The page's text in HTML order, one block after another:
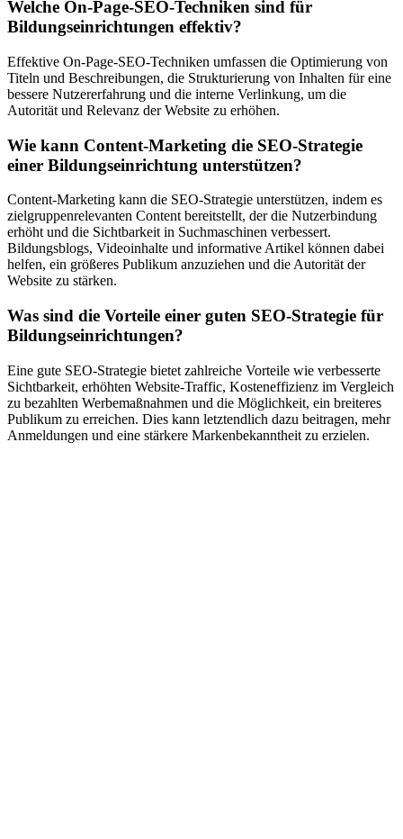
Welche On-Page-SEO-Techniken sind für
Bildungseinrichtungen effektiv?
Effektive On-Page-SEO-Techniken umfassen die Optimierung von
Titeln und Beschreibungen, die Strukturierung von Inhalten für eine
bessere Nutzererfahrung und die interne Verlinkung, um die
Autorität und Relevanz der Website zu erhöhen.
Wie kann Content-Marketing die SEO-Strategie
einer Bildungseinrichtung unterstützen?
Content-Marketing kann die SEO-Strategie unterstützen, indem es
zielgruppenrelevanten Content bereitstellt, der die Nutzerbindung
erhöht und die Sichtbarkeit in Suchmaschinen verbessert.
Bildungsblogs, Videoinhalte und informative Artikel können dabei
helfen, ein größeres Publikum anzuziehen und die Autorität der
Website zu stärken.
Was sind die Vorteile einer guten SEO-Strategie für
Bildungseinrichtungen?
Eine gute SEO-Strategie bietet zahlreiche Vorteile wie verbesserte
Sichtbarkeit, erhöhten Website-Traffic, Kosteneffizienz im Vergleich
zu bezahlten Werbemaßnahmen und die Möglichkeit, ein breiteres
Publikum zu erreichen. Dies kann letztendlich dazu beitragen, mehr
Anmeldungen und eine stärkere Markenbekanntheit zu erzielen.